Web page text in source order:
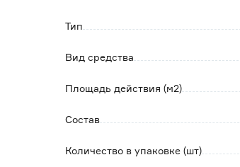
Тип
Вид средства
Площадь действия (м2)
Состав
Количество в упаковке (шт)